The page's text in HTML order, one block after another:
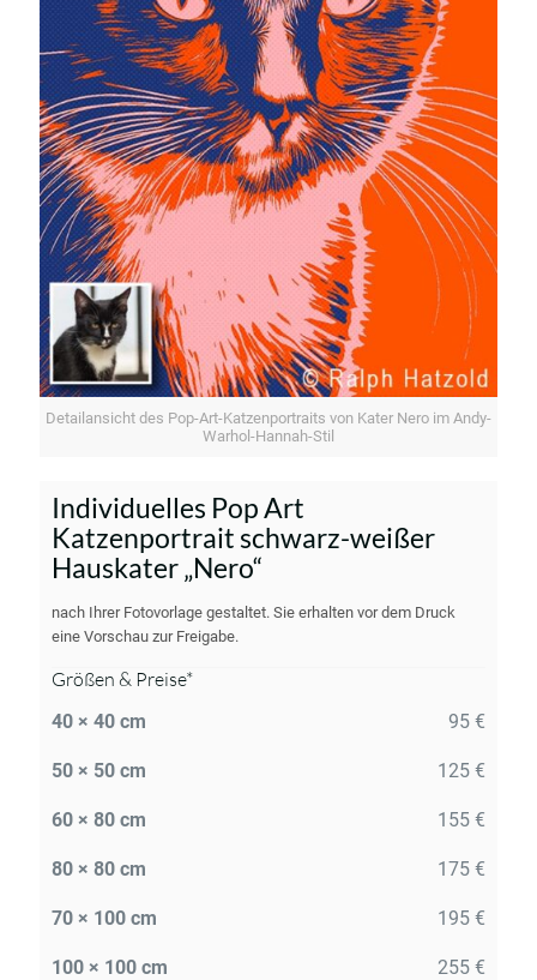
Detailansicht des Pop-Art-Katzenportraits von Kater Nero im Andy-
Warhol-Hannah-Stil
Individuelles Pop Art
Katzenportrait schwarz-weißer
Hauskater „Nero“
nach Ihrer Fotovorlage gestaltet. Sie erhalten vor dem Druck
eine Vorschau zur Freigabe.
Größen & Preise*
40 × 40 cm 95 €
50 × 50 cm 125 €
60 × 80 cm 155 €
80 × 80 cm 175 €
70 × 100 cm 195 €
100 × 100 cm 255 €